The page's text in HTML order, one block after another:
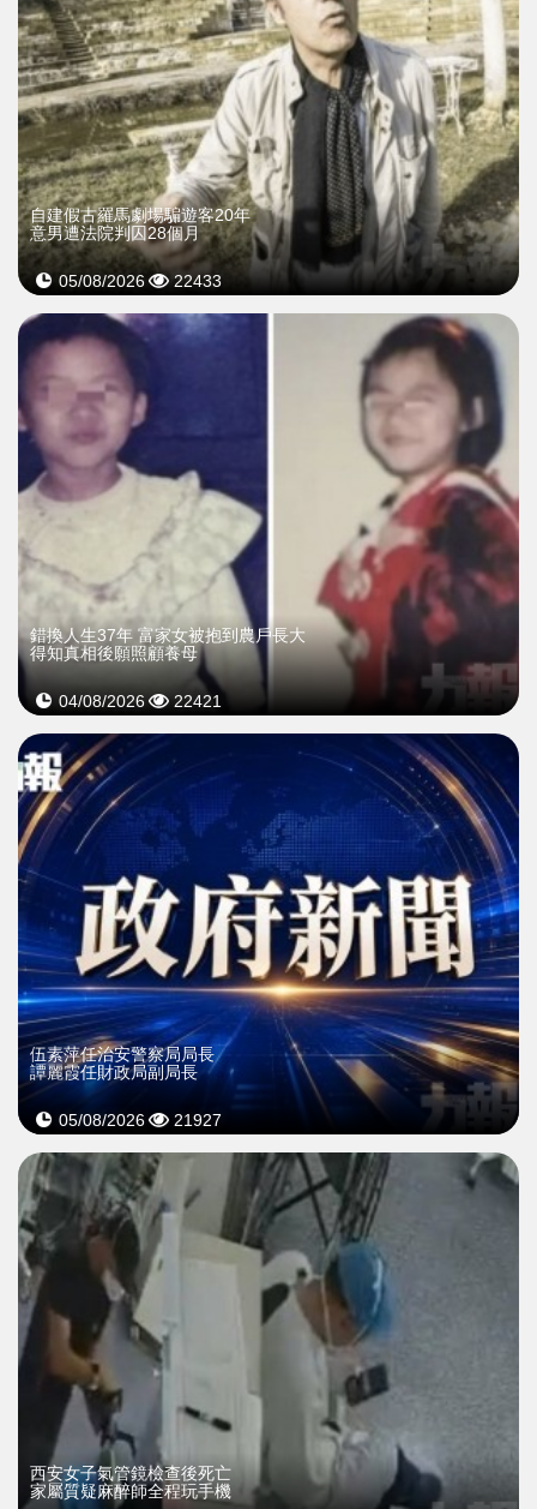
自建假古羅馬劇場騙遊客20年
意男遭法院判囚28個月
05/08/2026 22433
錯換人生37年 富家女被抱到農戶長大
得知真相後願照顧養母
04/08/2026 22421
伍素萍任治安警察局局長
譚麗霞任財政局副局長
05/08/2026 21927
西安女子氣管鏡檢查後死亡
家屬質疑麻醉師全程玩手機